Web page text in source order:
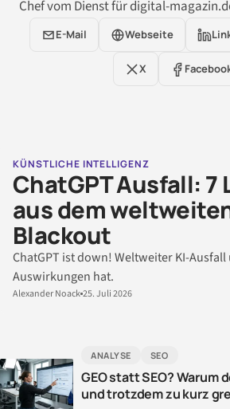
Chef vom Dienst für digital-
E-Mail Webseite
X
KÜNSTLICHE INTELLIGENZ
ChatGPT Ausfall: 7
aus dem
Blackout
ChatGPT ist down! Weltweiter KI-
Auswirkungen hat.
Alexander Noack25. Juli 2026
ANALYSE SEO
GEO statt SEO? Warum
und trotzdem zu kurz